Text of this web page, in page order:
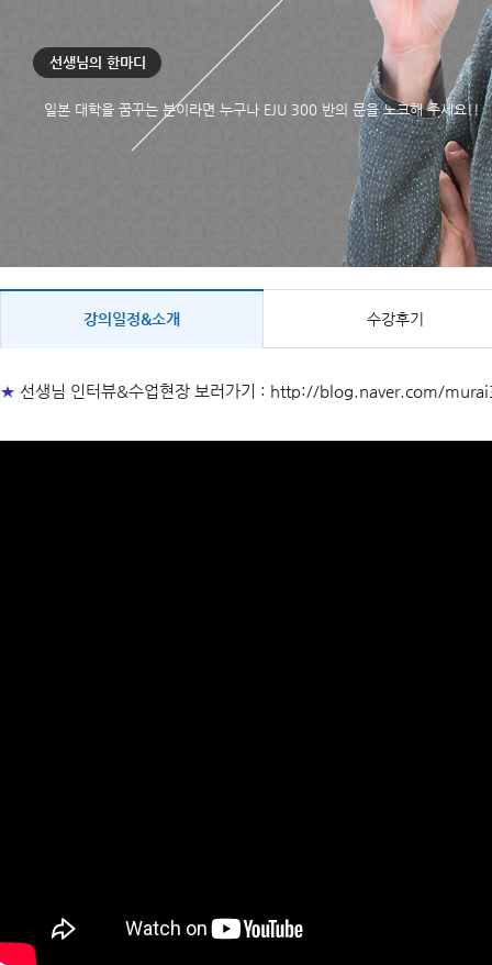
선생님의 한마디
일본 대학을 꿈꾸는 분이라면 누구나 EJU 300 반의 문을 노크해 주세요!!
강의일정&소개 수강후기
★ 선생님 인터뷰&수업현장 보러가기 : http://blog.naver.com/